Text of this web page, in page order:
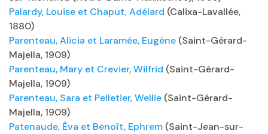
Palardy, Louise et Chaput, Adélard (Calixa-Lavallée,
1880)
Parenteau, Alicia et Laramée, Eugène (Saint-Gérard-
Majella, 1909)
Parenteau, Mary et Crevier, Wilfrid (Saint-Gérard-
Majella, 1909)
Parenteau, Sara et Pelletier, Wellie (Saint-Gérard-
Majella, 1909)
Patenaude, Éva et Benoît, Ephrem (Saint-Jean-sur-